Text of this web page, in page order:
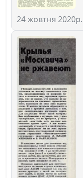
24 жовтня 2020р.